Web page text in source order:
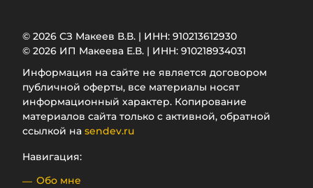
© 2026 СЗ Макеев В.В. | ИНН: 910213612930
© 2026 ИП Макеева Е.В. | ИНН: 910218934031
Информация на сайте не является договором
публичной оферты, все материалы носят
информационный характер. Копирование
материалов сайта только с активной, обратной
ссылкой на sendev.ru
Навигация:
Обо мне